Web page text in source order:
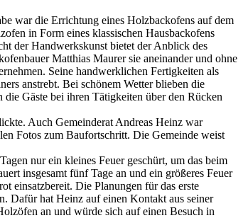
war die Errichtung eines Holzbackofens auf dem
in Form eines klassischen Hausbackofens
der Handwerkskunst bietet der Anblick des
Matthias Maurer sie aneinander und ohne
Seine handwerklichen Fertigkeiten als
anstrebt. Bei schönem Wetter blieben die
Gäste bei ihren Tätigkeiten über den Rücken
Auch Gemeinderat Andreas Heinz war
Fotos zum Baufortschritt. Die Gemeinde weist
nur ein kleines Feuer geschürt, um das beim
insgesamt fünf Tage an und ein größeres Feuer
einsatzbereit. Die Planungen für das erste
Dafür hat Heinz auf einen Kontakt aus seiner
an und würde sich auf einen Besuch in